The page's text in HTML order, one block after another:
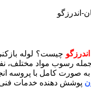
چیست؟ لوله
جمله رسوب مواد مختلف،
به صورت کامل با پروسه
پوشش دهنده خدمات فنی